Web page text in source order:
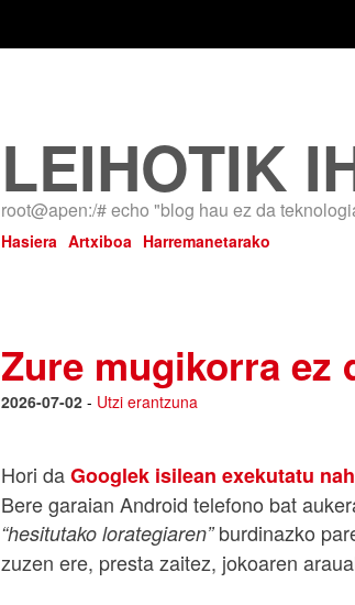
LEIHOTIK
root@apen:/# echo "blog hau ez da
Hasiera Artxiboa Harremanetarako
Zure mugikorra ez
2026-07-02 - Utzi erantzuna
Hori daGooglek isilean exekutatu
Bere garaian Android telefono bat
“hesitutako lorategiaren”burdinazko
zuzen ere, presta zaitez, jokoaren